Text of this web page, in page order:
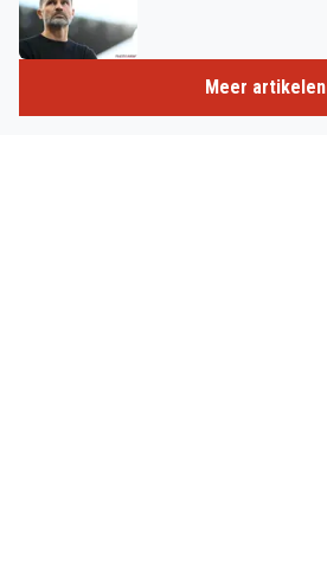
Meer artikelen